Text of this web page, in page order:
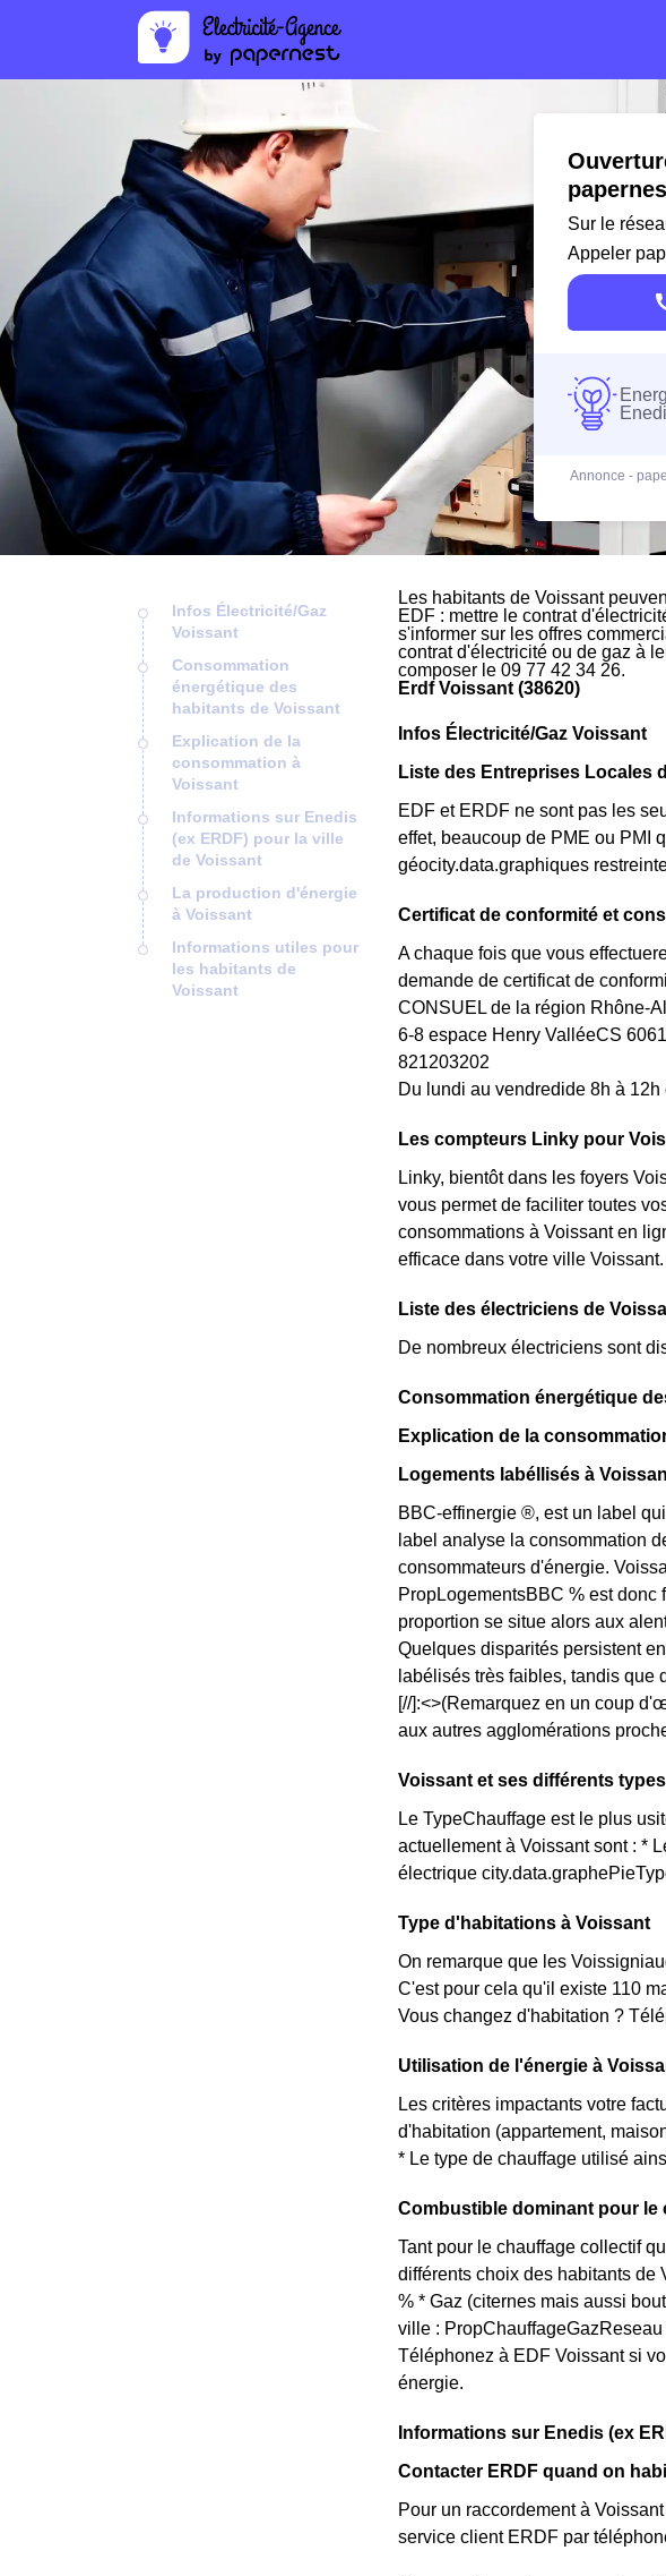
Sur le
Appeler
Annonce -
Infos Électricité/Gaz
Voissant
Consommation
énergétique des
habitants de Voissant
Explication de la
consommation à
Voissant
Informations sur Enedis
(ex ERDF) pour la ville
de Voissant
La production d'énergie
à Voissant
Informations utiles pour
les habitants de
Voissant
Les habitants de Voissant
EDF : mettre le contrat
s'informer sur les offres
contrat d'électricité ou de gaz à
composer le 09 77 42 34 26.
Erdf Voissant (38620)
Infos Électricité/Gaz Voissant
Liste des Entreprises Locales
EDF et ERDF ne sont pas les
effet, beaucoup de PME ou PMI
géocity.data.graphiques
Certificat de conformité et
A chaque fois que vous
demande de certificat de
CONSUEL de la région Rhône-
6-8 espace Henry ValléeCS
821203202
Du lundi au vendredide 8h à
Les compteurs Linky pour
Linky, bientôt dans les foyers
vous permet de faciliter toutes
consommations à Voissant en
efficace dans votre ville
Liste des électriciens de
De nombreux électriciens sont
Consommation énergétique
Explication de la
Logements labéllisés à
BBC-effinergie ®, est un label
label analyse la consommation
consommateurs d'énergie.
PropLogementsBBC % est
proportion se situe alors aux
Quelques disparités persistent
labélisés très faibles, tandis que
[//]:<>(Remarquez en un coup
aux autres agglomérations
Voissant et ses différents
Le TypeChauffage est le plus
actuellement à Voissant sont : *
électrique
Type d'habitations à Voissant
On remarque que les
C'est pour cela qu'il existe 110
Vous changez d'habitation ?
Utilisation de l'énergie à
Les critères impactants votre
d'habitation (appartement,
* Le type de chauffage utilisé
Combustible dominant pour le
Tant pour le chauffage collectif
différents choix des habitants de
% * Gaz (citernes mais aussi
ville : PropChauffageGazReseau
Téléphonez à EDF Voissant si
énergie.
Informations sur Enedis (ex
Contacter ERDF quand on
Pour un raccordement à
service client ERDF par